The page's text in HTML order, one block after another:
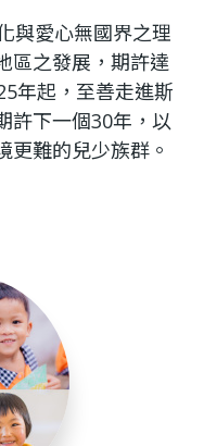
與愛心無國界之理
區之發展，期許達
年起，至善走進斯
許下一個30年，以
更難的兒少族群。